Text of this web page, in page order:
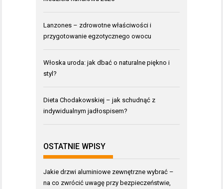
Lanzones – zdrowotne właściwości i
przygotowanie egzotycznego owocu
Włoska uroda: jak dbać o naturalne piękno i
styl?
Dieta Chodakowskiej – jak schudnąć z
indywidualnym jadłospisem?
OSTATNIE WPISY
Jakie drzwi aluminiowe zewnętrzne wybrać –
na co zwrócić uwagę przy bezpieczeństwie,